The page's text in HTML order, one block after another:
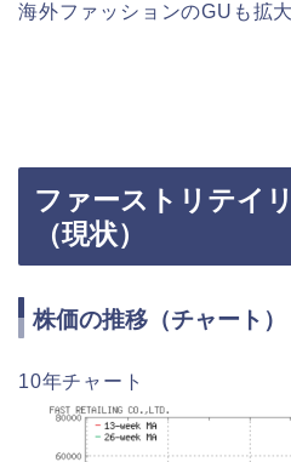
海外ファッションのGUも拡
ファーストリテイ
（現状）
株価の推移（チャート）
10年チャート